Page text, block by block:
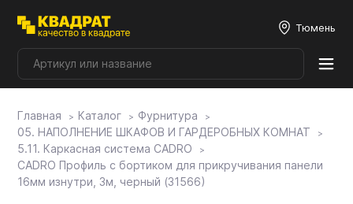
Тюмень
Плитные материалы
Фурнитура
Главная Каталог
Фурнитура
05. НАПОЛНЕНИЕ ШКАФОВ И ГАРДЕРОБНЫХ КОМНАТ
5.11. Каркасная система CADRO
CADRO Профиль с бортиком для прикручивания панели
16мм изнутри, 3м, черный (31566)